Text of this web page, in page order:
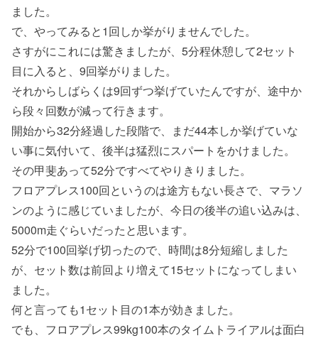
ました。
で、やってみると1回しか挙がりませんでした。
さすがにこれには驚きましたが、5分程休憩して2セット
目に入ると、9回挙がりました。
それからしばらくは9回ずつ挙げていたんですが、途中か
ら段々回数が減って行きます。
開始から32分経過した段階で、まだ44本しか挙げていな
い事に気付いて、後半は猛烈にスパートをかけました。
その甲斐あって52分ですべてやりきりました。
フロアプレス100回というのは途方もない長さで、マラソ
ンのように感じていましたが、今日の後半の追い込みは、
5000m走ぐらいだったと思います。
52分で100回挙げ切ったので、時間は8分短縮しました
が、セット数は前回より増えて15セットになってしまい
ました。
何と言っても1セット目の1本が効きました。
でも、フロアプレス99kg100本のタイムトライアルは面白